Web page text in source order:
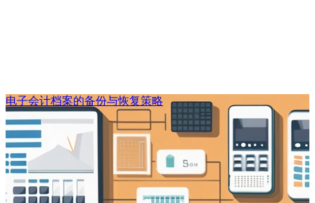
电子会计档案的备份与恢复策略